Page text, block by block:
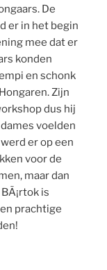
De
er in het begin
mee dat er
konden
en schonk
Zijn
dus hij
voelden
er op een
voor de
maar dan
is
prachtige